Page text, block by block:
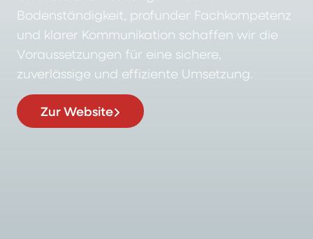
Bodenständigkeit, profunder Fachkompetenz
und klarer Kommunikation schaffen wir die
Voraussetzungen für eine sichere,
zuverlässige und effiziente Umsetzung.
Zur Website